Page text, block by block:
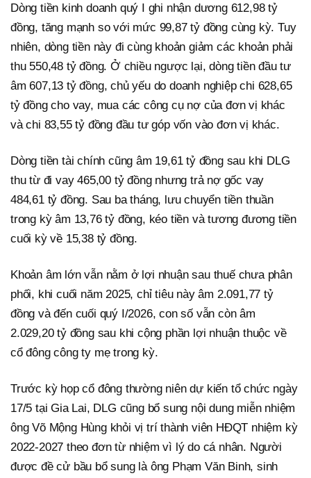
Dòng tiền kinh doanh quý I ghi nhận dương 612,98 tỷ
đồng, tăng mạnh so với mức 99,87 tỷ đồng cùng kỳ. Tuy
nhiên, dòng tiền này đi cùng khoản giảm các khoản phải
thu 550,48 tỷ đồng. Ở chiều ngược lại, dòng tiền đầu tư
âm 607,13 tỷ đồng, chủ yếu do doanh nghiệp chi 628,65
tỷ đồng cho vay, mua các công cụ nợ của đơn vị khác
và chi 83,55 tỷ đồng đầu tư góp vốn vào đơn vị khác.
Dòng tiền tài chính cũng âm 19,61 tỷ đồng sau khi DLG
thu từ đi vay 465,00 tỷ đồng nhưng trả nợ gốc vay
484,61 tỷ đồng. Sau ba tháng, lưu chuyển tiền thuần
trong kỳ âm 13,76 tỷ đồng, kéo tiền và tương đương tiền
cuối kỳ về 15,38 tỷ đồng.
Khoản âm lớn vẫn nằm ở lợi nhuận sau thuế chưa phân
phối, khi cuối năm 2025, chỉ tiêu này âm 2.091,77 tỷ
đồng và đến cuối quý I/2026, con số vẫn còn âm
2.029,20 tỷ đồng sau khi cộng phần lợi nhuận thuộc về
cổ đông công ty mẹ trong kỳ.
Trước kỳ họp cổ đông thường niên dự kiến tổ chức ngày
17/5 tại Gia Lai, DLG cũng bổ sung nội dung miễn nhiệm
ông Võ Mộng Hùng khỏi vị trí thành viên HĐQT nhiệm kỳ
2022-2027 theo đơn từ nhiệm vì lý do cá nhân. Người
được đề cử bầu bổ sung là ông Phạm Văn Binh, sinh